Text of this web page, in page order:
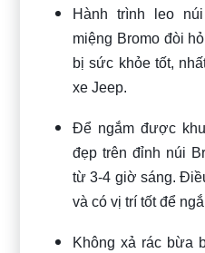
Hành trình leo
miệng Bromo đòi
bị sức khỏe tốt,
xe Jeep.
Để ngắm được
đẹp trên đỉnh núi
từ 3-4 giờ sáng.
và có vị trí tốt để
Không xả rác bừa